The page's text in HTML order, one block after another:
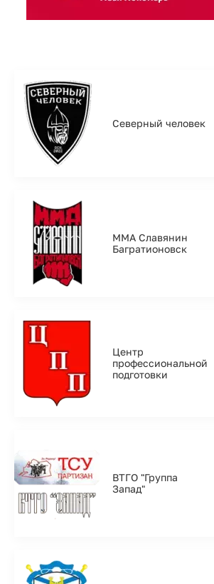
Северный человек
ММА Славянин
Багратионовск
Центр
профессиональной
подготовки
ВТГО "Группа
Запад"